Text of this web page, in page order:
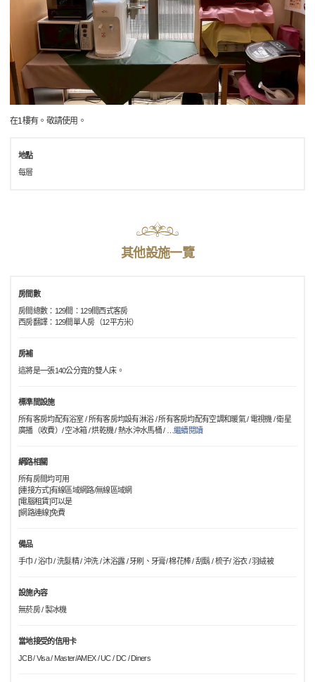
在1樓有。敬請使用。
地點
每層
其他設施一覽
房間數
房間總數：129間：129間西式客房
西房翻譯：129間單人房（12平方米）
房補
這將是一張140公分寬的雙人床。
標準間設施
所有客房均配有浴室 / 所有客房均設有淋浴 / 所有客房均配有空調和暖氣 / 電視機 / 衛星
廣播（收費）/ 空冰箱 / 烘乾機 / 熱水沖水馬桶 /
…繼續閱讀
網路相關
所有房間均可用
[連接方式]有線區域網路/無線區域網
[電腦租賃]可以是
[網路連線]免費
備品
手巾 / 浴巾 / 洗髮精 / 沖洗 / 沐浴露 / 牙刷、牙膏/ 棉花棒 / 刮鬍 / 梳子/ 浴衣 / 羽絨被
設施內容
無菸房 / 製冰機
當地接受的信用卡
JCB / Visa / Master/AMEX / UC / DC / Diners